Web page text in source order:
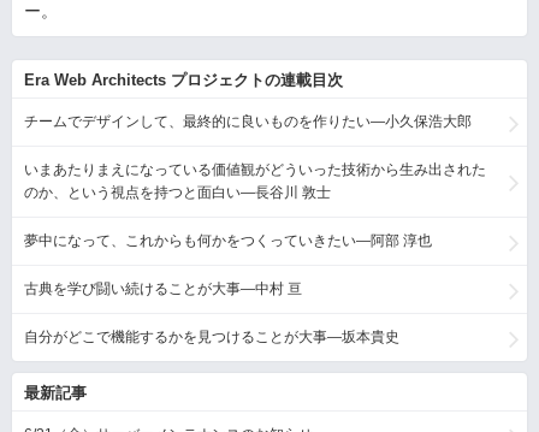
ー。
Era Web Architects プロジェクトの連載目次
チームでデザインして、最終的に良いものを作りたい―小久保浩大郎
いまあたりまえになっている価値観がどういった技術から生み出された
のか、という視点を持つと面白い―長谷川 敦士
夢中になって、これからも何かをつくっていきたい―阿部 淳也
古典を学び闘い続けることが大事―中村 亘
自分がどこで機能するかを見つけることが大事―坂本貴史
最新記事